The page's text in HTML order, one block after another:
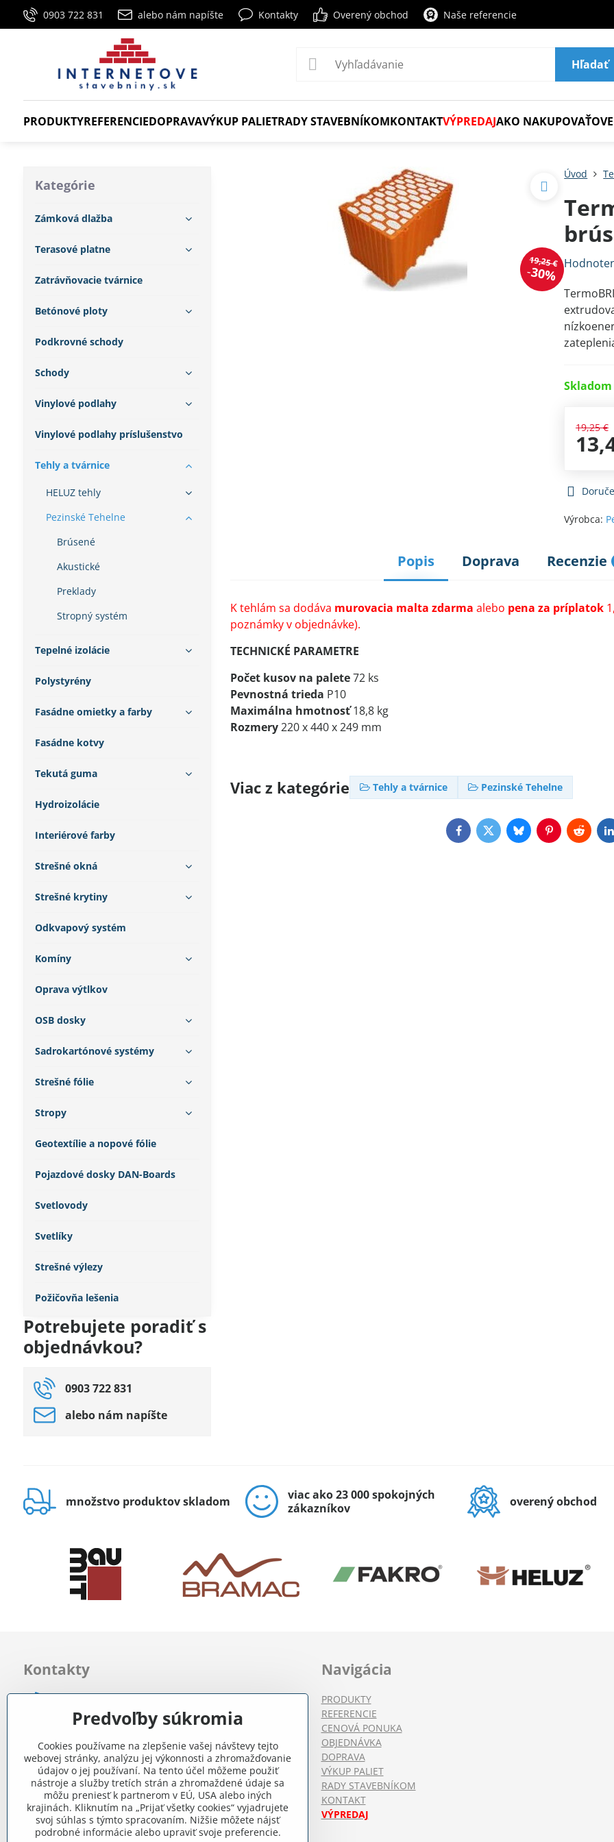
0903 722 831 alebo nám napíšte Kontakty Overený obchod Naše referencie
Hľadať
PRODUKTYREFERENCIEDOPRAVAVÝKUP PALIETRADY STAVEBNÍKOMKONTAKTVÝPREDAJAKO NAKUPOVAŤ
19,25 €
30%
Úvod
19,25 €
Výrobca:
Popis Doprava Recenzie
K tehlám sa dodáva murovacia malta zdarma alebo pena za príplatok
poznámky v objednávke).
TECHNICKÉ PARAMETRE
Počet kusov na palete72 ks
Pevnostná trieda P10
Maximálna hmotnosť18,8 kg
Rozmery220 x 440 x 249 mm
Viac z kategórie Tehly a tvárnice Pezinské Tehelne
FacebookTwitterBlueskyPinterestReddit
Kategórie
Zámková dlažba
Terasové platne
Zatrávňovacie tvárnice
Betónové ploty
Podkrovné schody
Schody
Vinylové podlahy
Vinylové podlahy príslušenstvo
Tehly a tvárnice
HELUZ tehly
Pezinské Tehelne
Brúsené
Akustické
Preklady
Stropný systém
Tepelné izolácie
Polystyrény
Fasádne omietky a farby
Fasádne kotvy
Tekutá guma
Hydroizolácie
Interiérové farby
Strešné okná
Strešné krytiny
Odkvapový systém
Komíny
Oprava výtlkov
OSB dosky
Sadrokartónové systémy
Strešné fólie
Stropy
Geotextílie a nopové fólie
Pojazdové dosky DAN-Boards
Svetlovody
Svetlíky
Strešné výlezy
Požičovňa lešenia
Potrebujete poradiť s
objednávkou?
0903 722 831
alebo nám napíšte
množstvo produktov skladom
viac ako 23 000 spokojných
zákazníkov
overený obchod
Kontakty
Bratislavská 535 (areál RD)
Most pri Bratislave
Pon - Pia 8:00 - 11:30 a 12:15 - 15:30
Navigácia
PRODUKTY
REFERENCIE
CENOVÁ PONUKA
OBJEDNÁVKA
DOPRAVA
VÝKUP PALIET
RADY STAVEBNÍKOM
KONTAKT
VÝPREDAJ
Predvoľby súkromia
Cookies používame na zlepšenie vašej návštevy tejto
webovej stránky, analýzu jej výkonnosti a zhromažďovanie
údajov o jej používaní. Na tento účel môžeme použiť
nástroje a služby tretích strán a zhromaždené údaje sa
môžu preniesť k partnerom v EÚ, USA alebo iných
krajinách. Kliknutím na „Prijať všetky cookies“ vyjadrujete
svoj súhlas s týmto spracovaním. Nižšie môžete nájsť
podrobné informácie alebo upraviť svoje preferencie.